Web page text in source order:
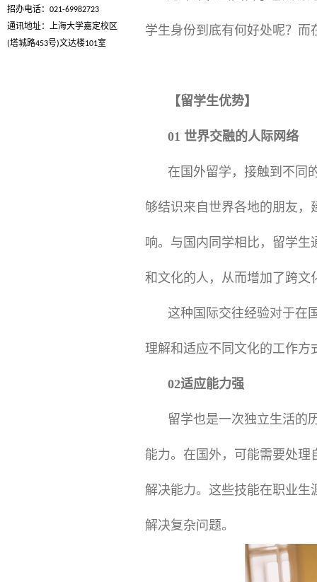
招办电话：021-69982723
通讯地址：上海大学嘉定校区
(塔城路453号)文达楼101室
学生身份到底有何好处呢？
【留学生优势】
01 世界交融的人际网络
在国外留学，接触到不同
够结识来自世界各地的朋友
响。与国内同学相比，留学
和文化的人，从而增加了跨文
这种国际交往经验对于在
理解和适应不同文化的工作方
02适应能力强
留学也是一次独立生活的
能力。在国外，可能需要处
解决能力。这些技能在职业生
解决复杂问题。